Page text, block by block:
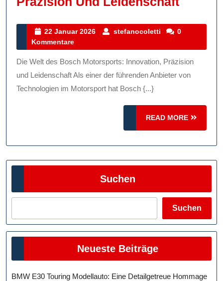
Von
Bosch
Und
22 Januar 2026
22
2026
stefanocoletti stefanocoletti
0
Kommentare
Die Welt des Bosch Motorsports: Innovation, Präzision
und Leidenschaft Als einer der führenden Anbieter von
Technologien im Motorsport hat Bosch {...}
READ MORE
READ
MORE
Suchen
Suchen
Neueste Beiträge
BMW E30 Touring Modellauto: Eine Detailgetreue Hommage